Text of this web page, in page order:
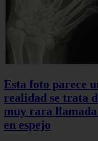
Esta foto parece
realidad se trata
muy rara
en espejo